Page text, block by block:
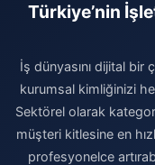
Türkiye’nin
İş dünyasını dijital bir
kurumsal kimliğinizi
Sektörel olarak
müşteri kitlesine en
profesyonelce